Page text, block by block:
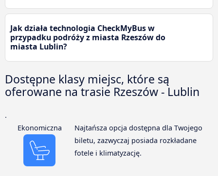
Jak działa technologia CheckMyBus w
przypadku podróży z miasta Rzeszów do
miasta Lublin?
Dostępne klasy miejsc, które są
oferowane na trasie Rzeszów - Lublin
.
Ekonomiczna
Najtańsza opcja dostępna dla Twojego
biletu, zazwyczaj posiada rozkładane
fotele i klimatyzację.